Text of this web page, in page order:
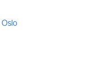
Oslo